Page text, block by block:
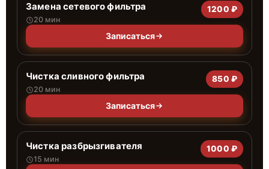
Замена сетевого фильтра
20 мин
1200 ₽
Записаться
Чистка сливного фильтра
20 мин
850 ₽
Записаться
Чистка разбрызгивателя
15 мин
1000 ₽